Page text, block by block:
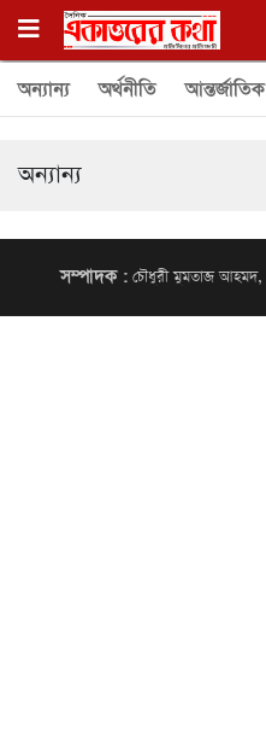
অন্যান্য অর্থনীতি আন্তর্জাতিক
অন্যান্য
সম্পাদক :চৌধুরী মুমতাজ আহমদ,